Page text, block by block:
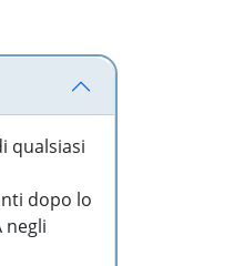
qualsiasi
dopo lo
negli